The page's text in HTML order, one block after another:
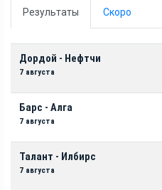
Результаты Скоро
Дордой - Нефтчи
7 августа
Барс - Алга
7 августа
Талант - Илбирс
7 августа